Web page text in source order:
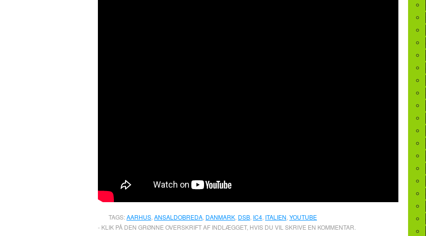
TAGS:AARHUS ANSALDOBREDA DANMARK DSB IC4 ITALIEN YOUTUBE
- KLIK PÅ DEN GRØNNE OVERSKRIFT AF INDLÆGGET, HVIS DU VIL SKRIVE EN KOMMENTAR.